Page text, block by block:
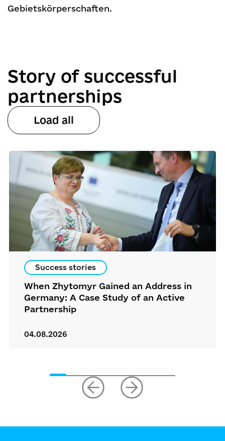
Gebietskörperschaften.
Story of successful
partnerships
Load all
Success stories
When Zhytomyr Gained an Address in
Germany: A Case Study of an Active
Partnership
04.08.2026